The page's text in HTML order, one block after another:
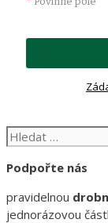
Hledat:
Podpořte nás
pravidelnou
jednorázovou